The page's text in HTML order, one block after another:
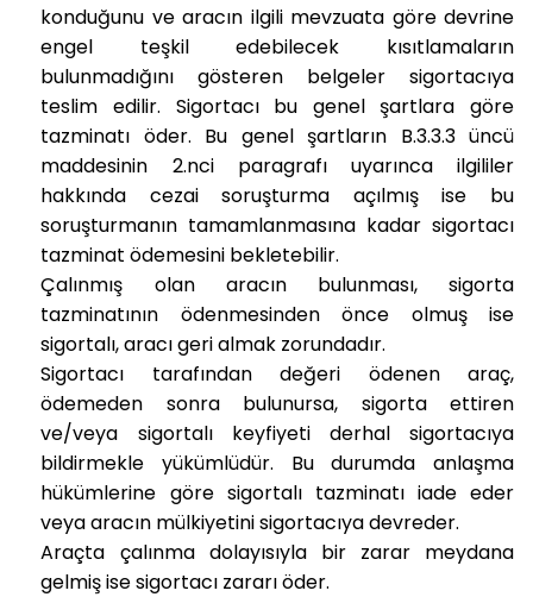
konduğunu ve aracın ilgili mevzuata göre devrine
engel teşkil edebilecek kısıtlamaların
bulunmadığını gösteren belgeler sigortacıya
teslim edilir. Sigortacı bu genel şartlara göre
tazminatı öder. Bu genel şartların B.3.3.3 üncü
maddesinin 2.nci paragrafı uyarınca ilgililer
hakkında cezai soruşturma açılmış ise bu
soruşturmanın tamamlanmasına kadar sigortacı
tazminat ödemesini bekletebilir.
Çalınmış olan aracın bulunması, sigorta
tazminatının ödenmesinden önce olmuş ise
sigortalı, aracı geri almak zorundadır.
Sigortacı tarafından değeri ödenen araç,
ödemeden sonra bulunursa, sigorta ettiren
ve/veya sigortalı keyfiyeti derhal sigortacıya
bildirmekle yükümlüdür. Bu durumda anlaşma
hükümlerine göre sigortalı tazminatı iade eder
veya aracın mülkiyetini sigortacıya devreder.
Araçta çalınma dolayısıyla bir zarar meydana
gelmiş ise sigortacı zararı öder.